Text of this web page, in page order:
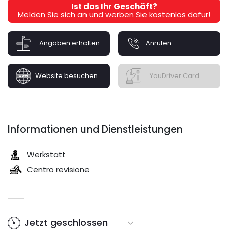
Ist das Ihr Geschäft?
Melden Sie sich an und werben Sie kostenlos dafür!
Angaben erhalten Anrufen
Website besuchen YouDriver Card
Informationen und Dienstleistungen
Werkstatt
Centro revisione
Jetzt geschlossen